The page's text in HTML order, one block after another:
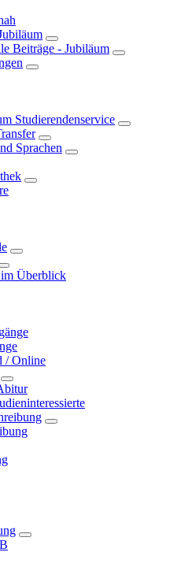
Beiträge - Jubiläum
Studierendenservice
Sprachen
im Überblick
/ Online